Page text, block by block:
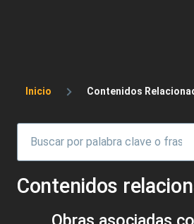
Sobrescribir enlaces
Inicio Contenidos
Contenidos